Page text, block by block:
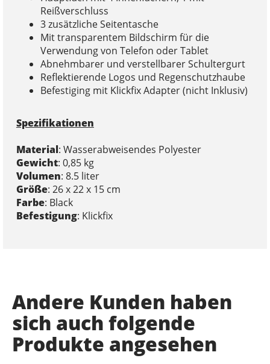
Reißverschluss
3 zusätzliche Seitentasche
Mit transparentem Bildschirm für die
Verwendung von Telefon oder Tablet
Abnehmbarer und verstellbarer Schultergurt
Reflektierende Logos und Regenschutzhaube
Befestiging mit Klickfix Adapter (nicht Inklusiv)
Spezifikationen
Material: Wasserabweisendes Polyester
Gewicht: 0,85 kg
Volumen: 8.5 liter
Größe: 26 x 22 x 15 cm
Farbe: Black
Befestigung: Klickfix
Andere Kunden haben
sich auch folgende
Produkte angesehen